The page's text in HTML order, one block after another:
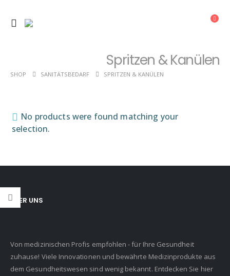
Spritzen & Kanülen
SHOP SANITÄTSBEDARF SPRITZEN & KANÜLEN
No products were found matching your
selection.
ÜBER UNS
Von medizinischen Profis empfohlen - für Ihre Gesundheit
zuhause! Viele Innovationen und bewährte Medizinprodukte aus
dem Gesundheitswesen sind wenig bekannt. Entdecken Sie hier